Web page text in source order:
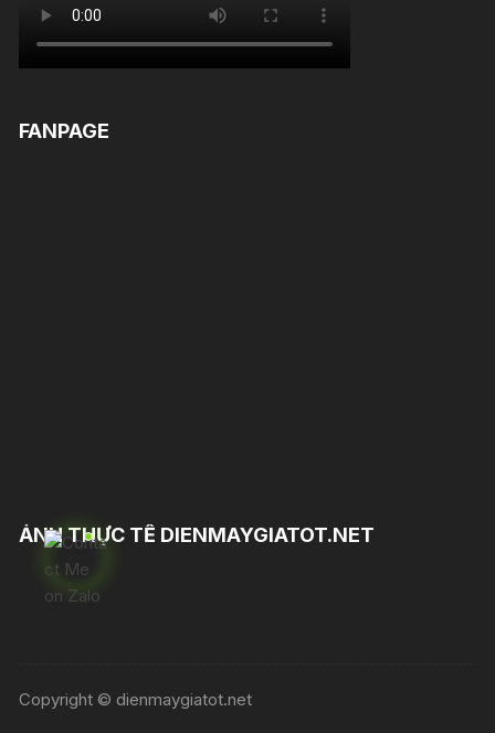
FANPAGE
ẢNH THỰC TẾ DIENMAYGIATOT.NET
Copyright © dienmaygiatot.net